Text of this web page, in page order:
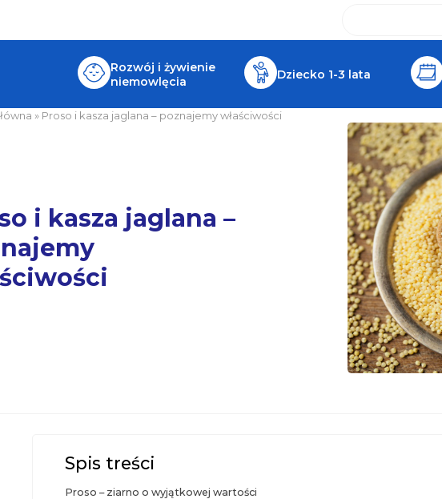
Rozwój i żywienie
niemowlęcia
Dziecko 1-3 lata
» Proso i kasza jaglana – poznajemy właściwości
i kasza jaglana –
Spis treści
Proso – ziarno o wyjątkowej wartości